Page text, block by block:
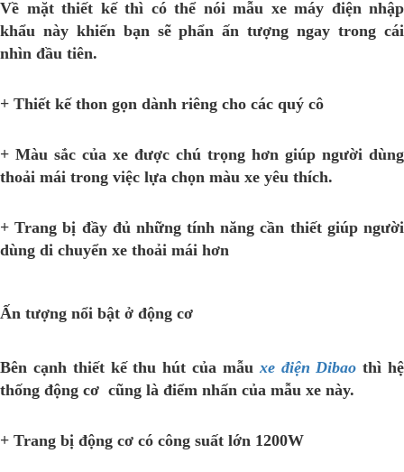
Về mặt thiết kế thì có thể nói mẫu xe máy điện nhập
khẩu này khiến bạn sẽ phẩn ấn tượng ngay trong cái
nhìn đầu tiên.
+ Thiết kế thon gọn dành riêng cho các quý cô
+ Màu sắc của xe được chú trọng hơn giúp người dùng
thoải mái trong việc lựa chọn màu xe yêu thích.
+ Trang bị đầy đủ những tính năng cần thiết giúp người
dùng di chuyển xe thoải mái hơn
Ấn tượng nổi bật ở động cơ
Bên cạnh thiết kế thu hút của mẫuxe điện Dibao thì hệ
thống động cơ cũng là điểm nhấn của mẫu xe này.
+ Trang bị động cơ có công suất lớn 1200W